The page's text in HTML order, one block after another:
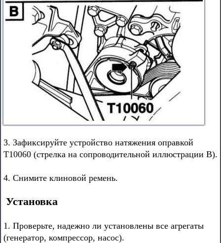
3. Зафиксируйте устройство натяжения оправкой
T10060 (стрелка на сопроводительной иллюстрации В).
4. Снимите клиновой ремень.
Установка
1. Проверьте, надежно ли установлены все агрегаты
(генератор, компрессор, насос).